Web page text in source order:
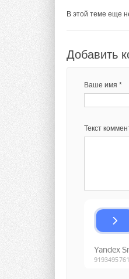
В этой теме еще
Добавить
Ваше имя *
Текст